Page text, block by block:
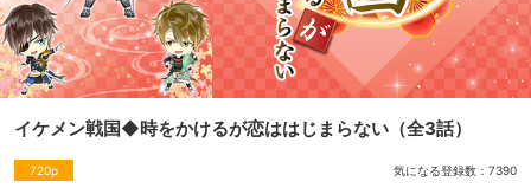
イケメン戦国◆時をかけるが恋ははじまらない （全3話）
720p 気になる登録数： 7390